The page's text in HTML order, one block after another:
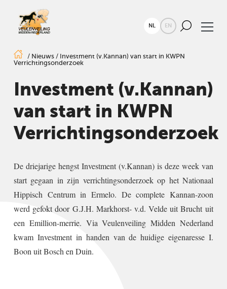
NL EN
/ Nieuws/ Investment (v.Kannan) van start in KWPN
Verrichtingsonderzoek
Investment (v.Kannan)
van start in KWPN
Verrichtingsonderzoek
De driejarige hengst Investment (v.Kannan) is deze week van
start gegaan in zijn verrichtingsonderzoek op het Nationaal
Hippisch Centrum in Ermelo. De complete Kannan-zoon
werd gefokt door G.J.H. Markhorst- v.d. Velde uit Brucht uit
een Emillion-merrie. Via Veulenveiling Midden Nederland
kwam Investment in handen van de huidige eigenaresse I.
Boon uit Bosch en Duin.